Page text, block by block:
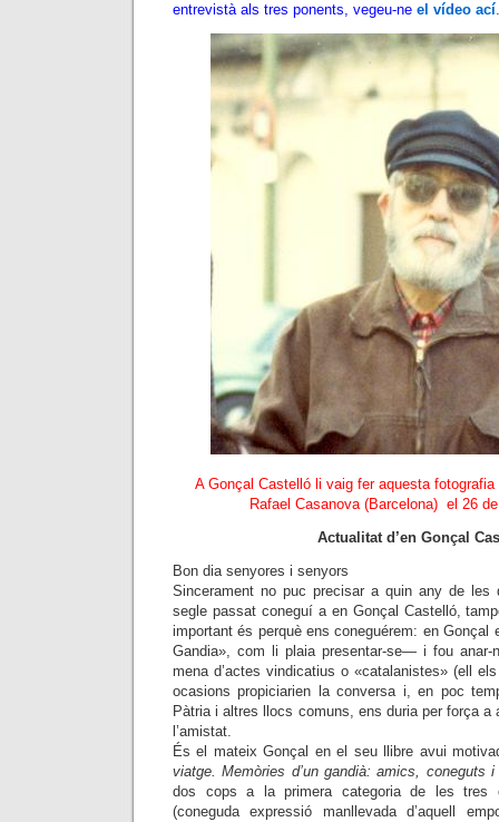
entrevistà als tres ponents, vegeu-ne el vídeo ací.
A Gonçal Castelló li vaig fer aquesta
Rafael Casanova (Barcelona) el 26
Actualitat d’en Gonçal
Bon dia senyores i senyors
Sincerament no puc precisar a quin any de les
segle passat coneguí a en Gonçal Castelló,
important és perquè ens coneguérem: en
Gandia», com li plaia presentar-se— i fou
mena d’actes vindicatius o «catalanistes» (ell
ocasions propiciarien la conversa i, en poc
Pàtria i altres llocs comuns, ens duria per força a
l’amistat.
És el mateix Gonçal en el seu llibre avui
viatge. Memòries d’un gandià: amics, coneguts
dos cops a la primera categoria de les
(coneguda expressió manllevada d’aquell